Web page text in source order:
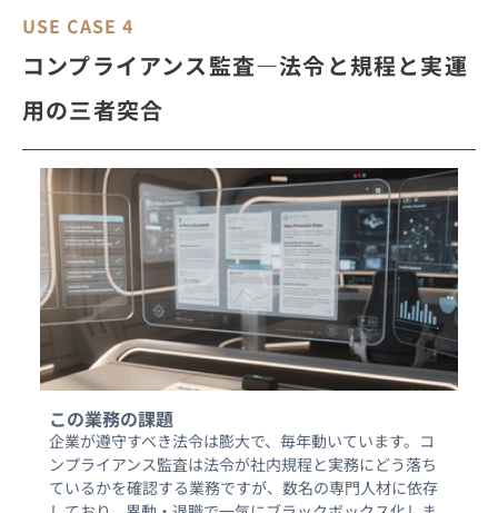
USE CASE 4
コンプライアンス監査―法令と規程と実運
用の三者突合
この業務の課題
企業が遵守すべき法令は膨大で、毎年動いています。コ
ンプライアンス監査は法令が社内規程と実務にどう落ち
ているかを確認する業務ですが、数名の専門人材に依存